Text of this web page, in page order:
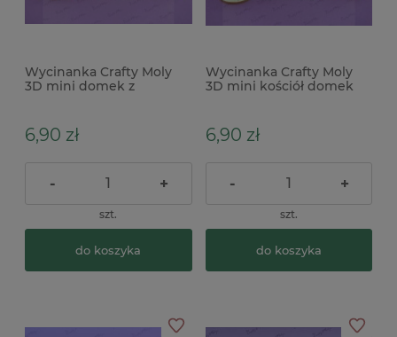
Wycinanka Crafty Moly
3D mini domek z
6,90 zł
- +
szt.
do koszyka
Wycinanka Crafty Moly
3D mini kościół domek
6,90 zł
- +
szt.
do koszyka